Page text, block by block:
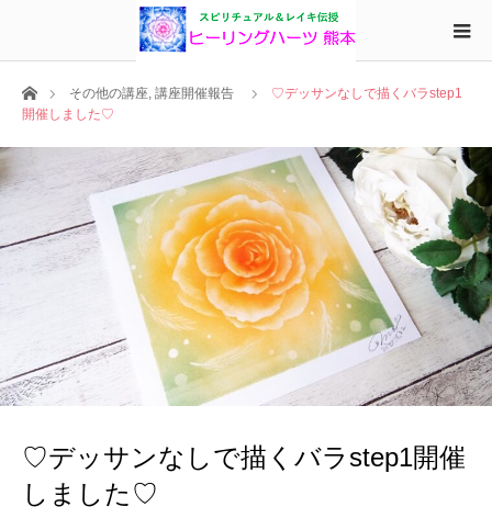
ホームその他の講座, 講座開催報告
♡デッサンなしで描くバラstep1
開催しました♡
♡デッサンなしで描くバラstep1開催
しました♡